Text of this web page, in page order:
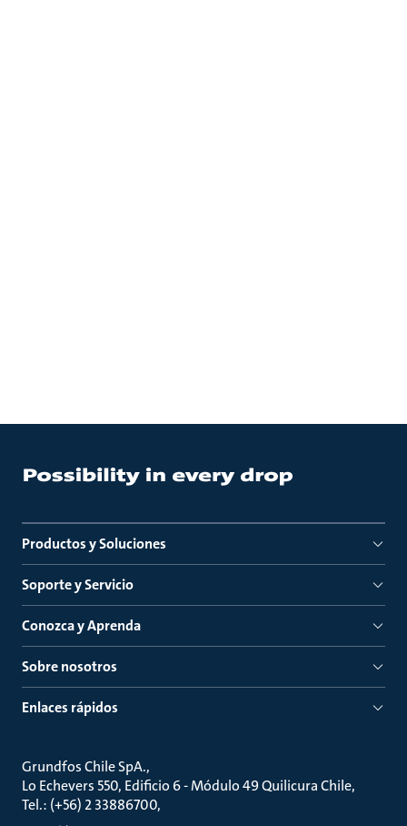
Productos y Soluciones
Soporte y Servicio
Conozca y Aprenda
Sobre nosotros
Enlaces rápidos
Grundfos Chile SpA.
Lo Echevers 550, Edificio 6 - Módulo 49 Quilicura Chile
Tel.: (+56) 2 33886700